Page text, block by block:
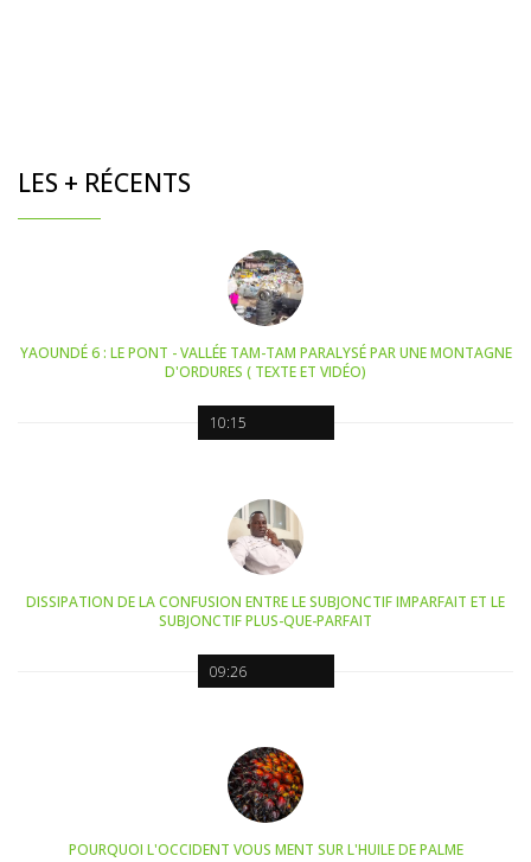
LES + RÉCENTS
10:15
YAOUNDÉ 6 : LE PONT - VALLÉE TAM-TAM PARALYSÉ PAR UNE MONTAGNE
D'ORDURES ( TEXTE ET VIDÉO)
09:26
DISSIPATION DE LA CONFUSION ENTRE LE SUBJONCTIF IMPARFAIT ET LE
SUBJONCTIF PLUS-QUE-PARFAIT
POURQUOI L'OCCIDENT VOUS MENT SUR L'HUILE DE PALME